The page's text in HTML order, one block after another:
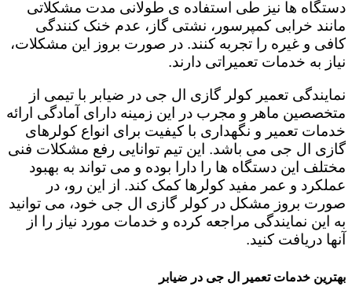
دستگاه ها نیز طی استفاده ی طولانی مدت مشکلاتی
مانند خرابی کمپرسور، نشتی گاز، عدم خنک کنندگی
کافی و غیره را تجربه کنند. در صورت بروز این مشکلات،
نیاز به خدمات تعمیراتی دارند.
نمایندگی تعمیر کولر گازی ال جی در ضیابر با تیمی از
متخصصین ماهر و مجرب در این زمینه دارای آمادگی ارائه
خدمات تعمیر و نگهداری با کیفیت برای انواع کولرهای
گازی ال جی می باشد. این تیم توانایی رفع مشکلات فنی
مختلف این دستگاه ها را دارا بوده و می تواند به بهبود
عملکرد و عمر مفید کولرها کمک کند. از این رو، در
صورت بروز مشکل در کولر گازی ال جی خود، می توانید
به این نمایندگی مراجعه کرده و خدمات مورد نیاز را از
آنها دریافت کنید.
بهترین خدمات تعمیر ال جی در ضیابر